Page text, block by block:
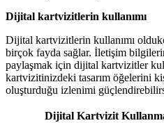
Dijital kartvizitlerin kullanımı
Dijital kartvizitlerin kullanımı
birçok fayda sağlar. İletişim
paylaşmak için dijital kartvizitler
kartvizitinizdeki tasarım öğelerini
oluşturduğu izlenimi
Dijital Kartvizit